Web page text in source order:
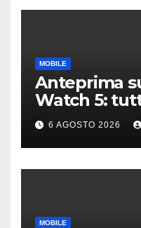
MOBILE
Anteprima
Watch 5:
i prezzi
6 AGOSTO 2026
MOBILE